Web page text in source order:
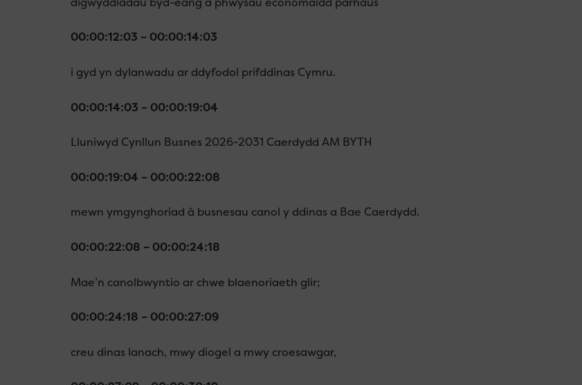
00:00:12:03 – 00:00:14:03
i gyd yn dylanwadu ar ddyfodol prifddinas Cymru.
00:00:14:03 – 00:00:19:04
Lluniwyd Cynllun Busnes 2026-2031 Caerdydd AM BYTH
00:00:19:04 – 00:00:22:08
mewn ymgynghoriad â busnesau canol y ddinas a Bae Caerdydd.
00:00:22:08 – 00:00:24:18
Mae’n canolbwyntio ar chwe blaenoriaeth glir;
00:00:24:18 – 00:00:27:09
creu dinas lanach, mwy diogel a mwy croesawgar,